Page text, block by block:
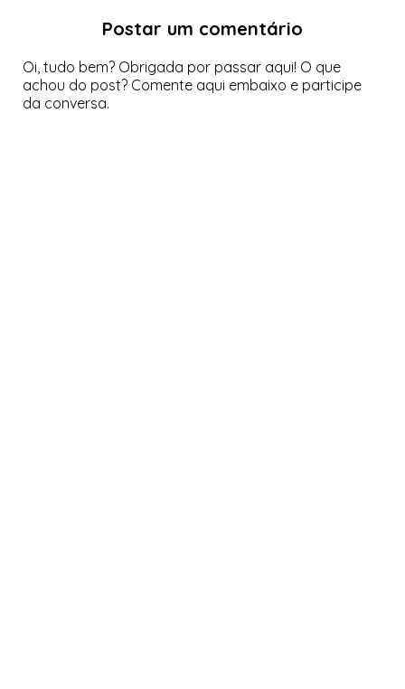
Postar um comentário
Oi, tudo bem? Obrigada por passar aqui! O que
achou do post? Comente aqui embaixo e participe
da conversa.